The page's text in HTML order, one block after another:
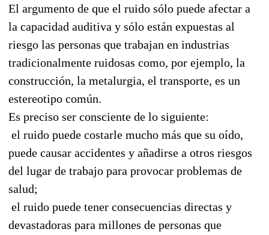
El argumento de que el ruido sólo puede afectar a
la capacidad auditiva y sólo están expuestas al
riesgo las personas que trabajan en industrias
tradicionalmente ruidosas como, por ejemplo, la
construcción, la metalurgia, el transporte, es un
estereotipo común.
Es preciso ser consciente de lo siguiente:
 el ruido puede costarle mucho más que su oído,
puede causar accidentes y añadirse a otros riesgos
del lugar de trabajo para provocar problemas de
salud;
 el ruido puede tener consecuencias directas y
devastadoras para millones de personas que